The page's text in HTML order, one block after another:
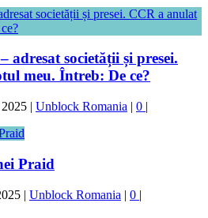
adresat societății și presei.
meu. Întreb: De ce?
| Unblock Romania | 0 |
Praid
| Unblock Romania | 0 |